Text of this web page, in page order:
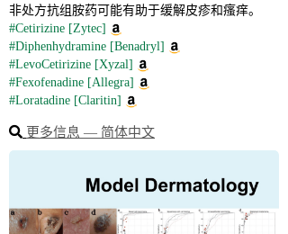
非处方抗组胺药可能有助于缓解皮疹和瘙痒。
#Cetirizine [Zytec]
#Diphenhydramine [Benadryl]
#LevoCetirizine [Xyzal]
#Fexofenadine [Allegra]
#Loratadine [Claritin]
更多信息 ― 简体中文